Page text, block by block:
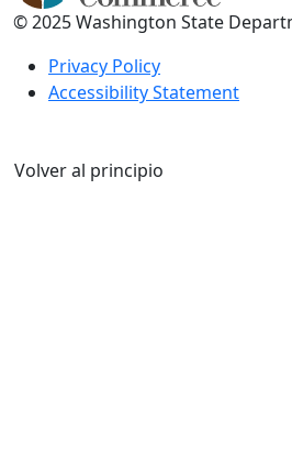
© 2025 Washington State
Privacy Policy
Accessibility Statement
Volver al principio